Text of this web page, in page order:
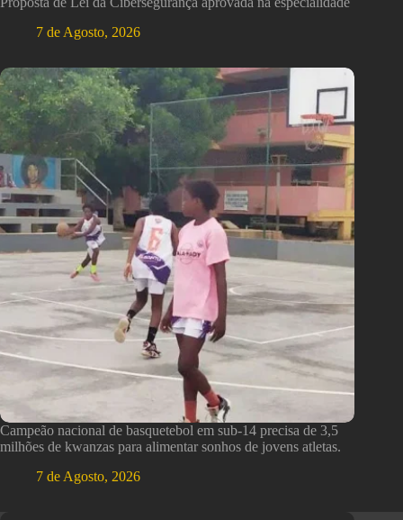
7 de Agosto, 2026
Campeão nacional de basquetebol em sub-14 precisa de 3,5
milhões de kwanzas para alimentar sonhos de jovens atletas.
7 de Agosto, 2026